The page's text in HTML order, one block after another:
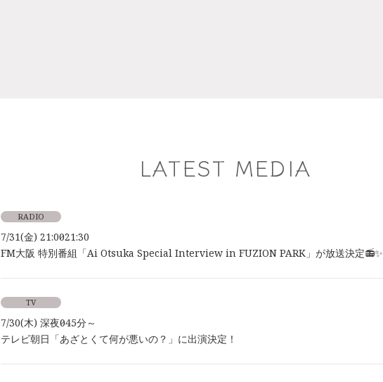
LATEST MEDIA
RADIO
7/31(金) 21:00～21:30
FM大阪 特別番組「Ai Otsuka Special Interview in FUZION PARK」が放送決定📻✨
TV
7/30(木) 深夜0時45分～
テレビ朝日「あざとくて何が悪いの？」に出演決定！